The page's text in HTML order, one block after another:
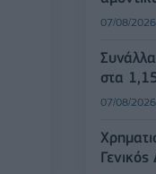
07/08/
στα
07/08/